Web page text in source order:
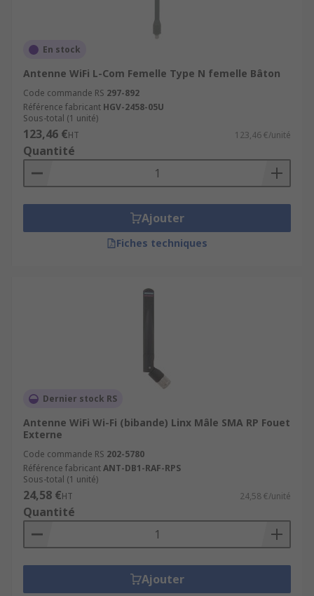
En stock
Antenne WiFi L-Com Femelle Type N femelle Bâton
Code commande RS 297-892
Référence fabricant HGV-2458-05U
Sous-total (1 unité)
123,46 €HT 123,46 €/unité
Quantité
Ajouter
Fiches techniques
Dernier stock RS
Antenne WiFi Wi-Fi (bibande) Linx Mâle SMA RP Fouet
Externe
Code commande RS 202-5780
Référence fabricantANT-DB1-RAF-RPS
Sous-total (1 unité)
24,58 €HT 24,58 €/unité
Quantité
Ajouter